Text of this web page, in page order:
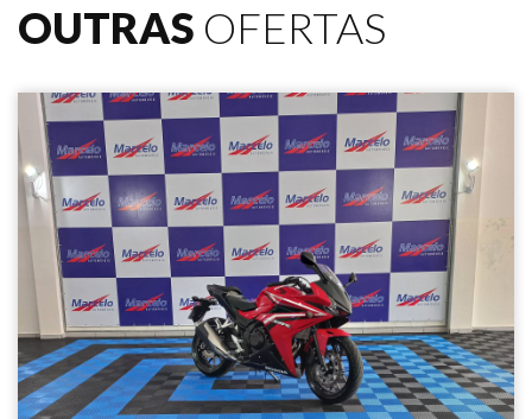
OUTRAS OFERTAS